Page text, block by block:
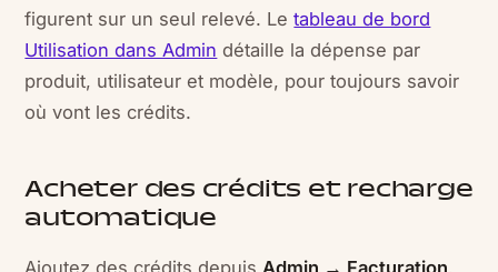
figurent sur un seul relevé. Letableau de bord
Utilisation dans Admin détaille la dépense par
produit, utilisateur et modèle, pour toujours savoir
où vont les crédits.
Acheter des crédits et recharge
automatique
Ajoutez des crédits depuisAdmin → Facturation,